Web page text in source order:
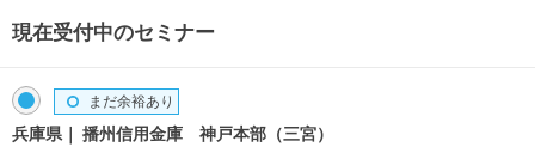
現在受付中のセミナー
兵庫県 播州信用金庫 神戸本部（三宮）
まだ余裕あり